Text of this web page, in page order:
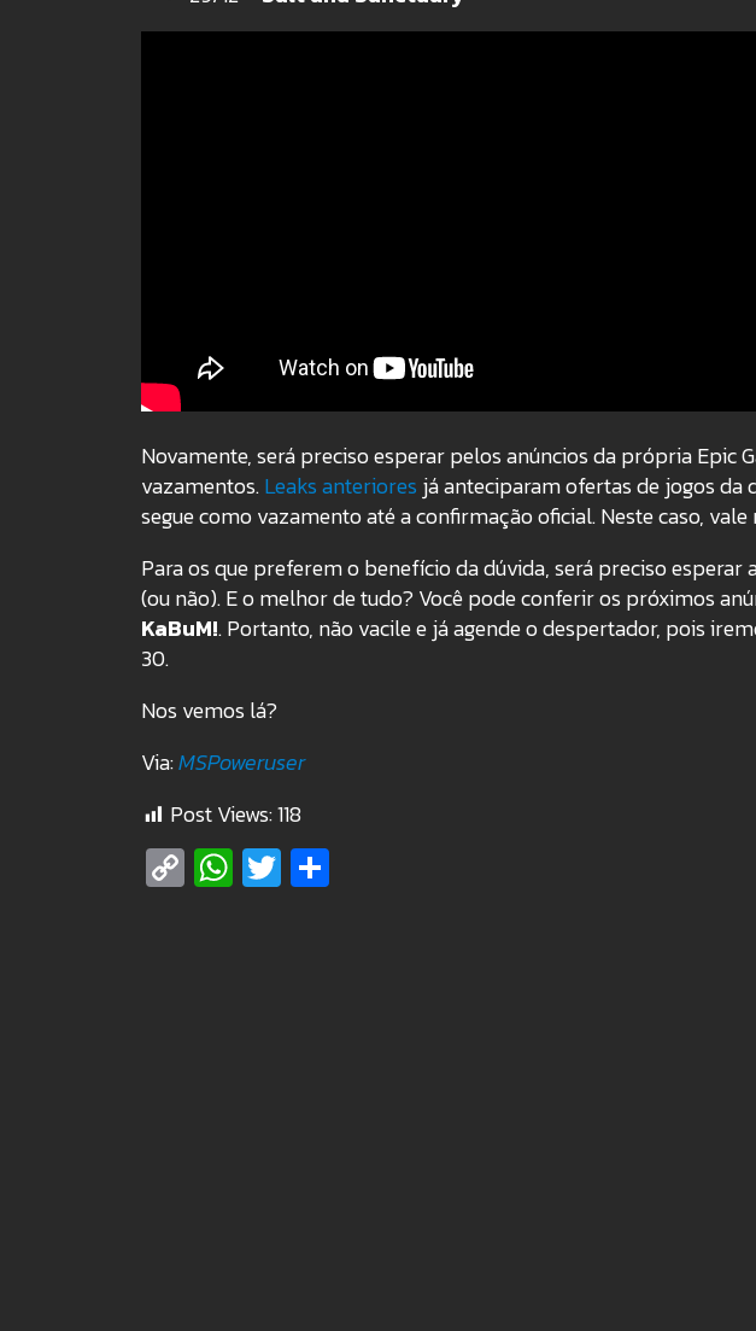
Novamente, será preciso esperar pelos anúncios da própria Epic
vazamentos.Leaks anteriores já anteciparam ofertas de jogos
segue como vazamento até a confirmação oficial. Neste caso,
Para os que preferem o benefício da dúvida, será preciso
(ou não). E o melhor de tudo? Você pode conferir os próximos
KaBuM!. Portanto, não vacile e já agende o despertador, pois
30.
Nos vemos lá?
Via:MSPoweruser
Post Views:118
Copy
Link
WhatsApp
Twitter